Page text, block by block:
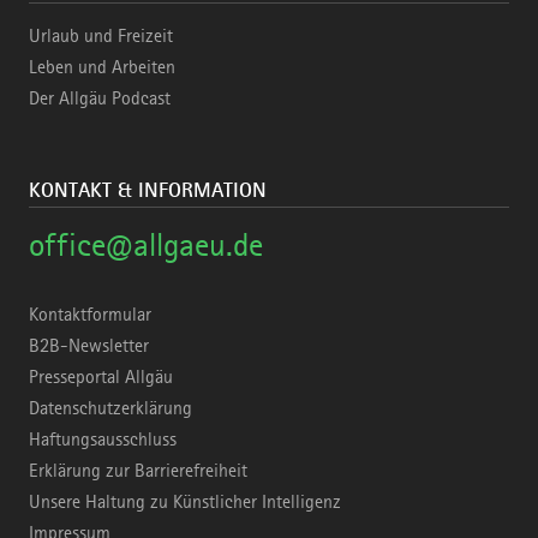
Urlaub und Freizeit
Leben und Arbeiten
Der Allgäu Podcast
KONTAKT & INFORMATION
office@allgaeu.de
Kontaktformular
B2B-Newsletter
Presseportal Allgäu
Datenschutzerklärung
Haftungsausschluss
Erklärung zur Barrierefreiheit
Unsere Haltung zu Künstlicher Intelligenz
Impressum